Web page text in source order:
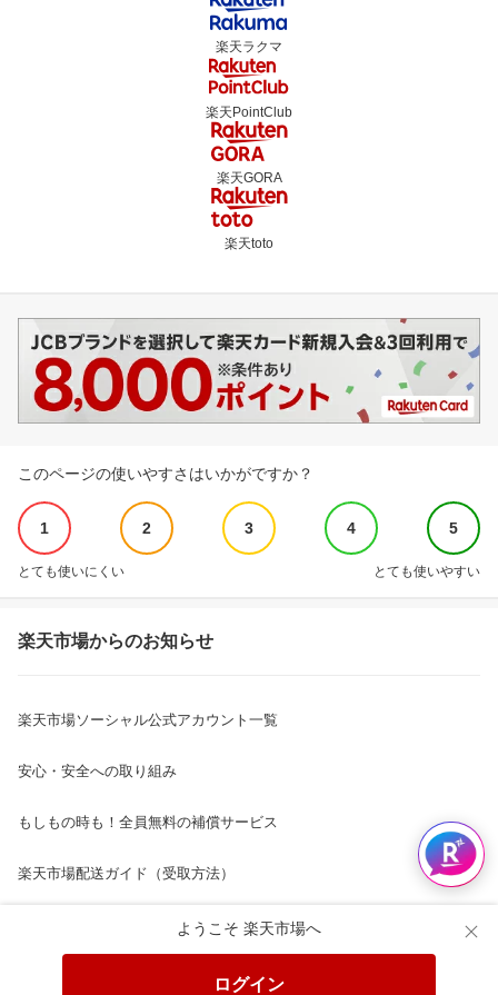
ようこそ 楽天市場へ
ログイン
楽天ラクマ
楽天PointClub
楽天GORA
楽天toto
このページの使いやすさはいかがですか？
1 2 3 4 5
とても使いにくい とても使いやすい
楽天市場からのお知らせ
楽天市場ソーシャル公式アカウント一覧
安心・安全への取り組み
もしもの時も！全員無料の補償サービス
楽天市場配送ガイド（受取方法）
楽天にお店を開きませんか？
楽天ショッピングサービスご利用規約